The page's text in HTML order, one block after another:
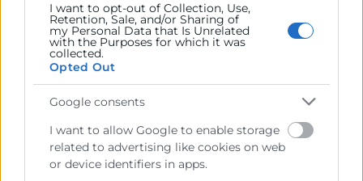
I want to opt-out of Collection, Use,
Retention, Sale, and/or Sharing of
my Personal Data that Is Unrelated
with the Purposes for which it was
collected.
Opted Out
Google consents
I want to allow Google to enable storage
related to advertising like cookies on web
or device identifiers in apps.
• Errores frecuentes en procesos de
internacionalización.
• Cómo seleccionar mercados con criterio.
• Qué revisar antes de elegir país, canal o partner.
• Riesgos comerciales, financieros y operativos.
• Claves para preparar una estrategia internacional